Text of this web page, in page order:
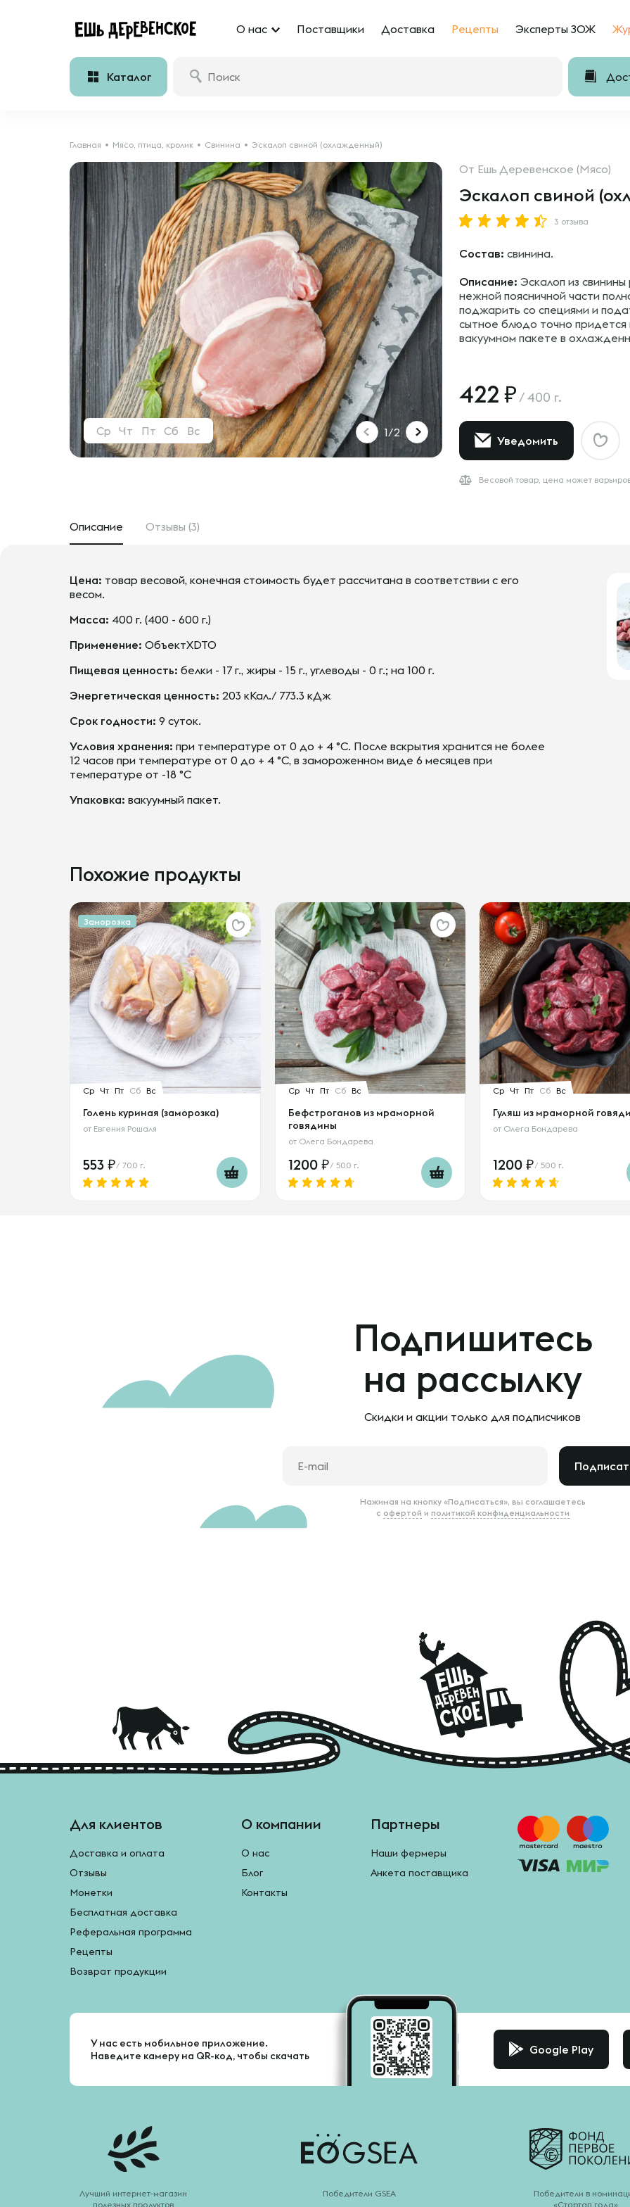
О нас Поставщики Доставка Рецепты Эксперты ЗОЖ
Каталог
Главная Мясо, птица, кролик Свинина Эскалоп свиной (охлажденный)
1/2
Ср Чт Пт Сб Вс
От Ешь Деревенское (Мясо)
Эскалоп свиной
3 отзыва
Состав: свинина.
Описание: Эскалоп из
нежной поясничной части
поджарить со специями и
сытное блюдо точно придется
вакуумном пакете в
422 /400 г.
Уведомить
Весовой товар, цена может
Описание Отзывы (3)
Цена: товар весовой, конечная стоимость будет рассчитана в соответствии с его
весом.
Масса: 400 г. (400 - 600 г.)
Применение: ОбъектXDTO
Пищевая ценность: белки - 17 г., жиры - 15 г., углеводы - 0 г.; на 100 г.
Энергетическая ценность: 203 кКал./ 773.3 кДж
Срок годности: 9 суток.
Условия хранения: при температуре от 0 до + 4 °С. После вскрытия хранится не более
12 часов при температуре от 0 до + 4 °С, в замороженном виде 6 месяцев при
температуре от -18 °С
Упаковка: вакуумный пакет.
Похожие продукты
Заморозка
Ср Чт Пт Сб Вс
Голень куриная (заморозка)
от Евгения Рошаля
553 / 700 г.
Ср Чт Пт Сб Вс
Бефстроганов из мраморной
говядины
от Олега Бондарева
1200 / 500 г.
Ср Чт Пт Сб Вс
Гуляш из мраморной
от Олега Бондарева
1200 / 500 г.
Подпишитесь
на рассылку
Скидки и акции только для подписчиков
Нажимая на кнопку «Подписаться», вы соглашаетесь
с офертой и политикой конфиденциальности
Для клиентов
Доставка и оплата
Отзывы
Монетки
Бесплатная доставка
Реферальная программа
Рецепты
Возврат продукции
О компании
О нас
Блог
Контакты
Партнеры
Наши фермеры
Анкета поставщика
У нас есть мобильное приложение.
Наведите камеру на QR-код, чтобы скачать
Google Play
Лучший интернет-магазин
полезных продуктов
Победители GSEA
Победители в
«Стартап года»